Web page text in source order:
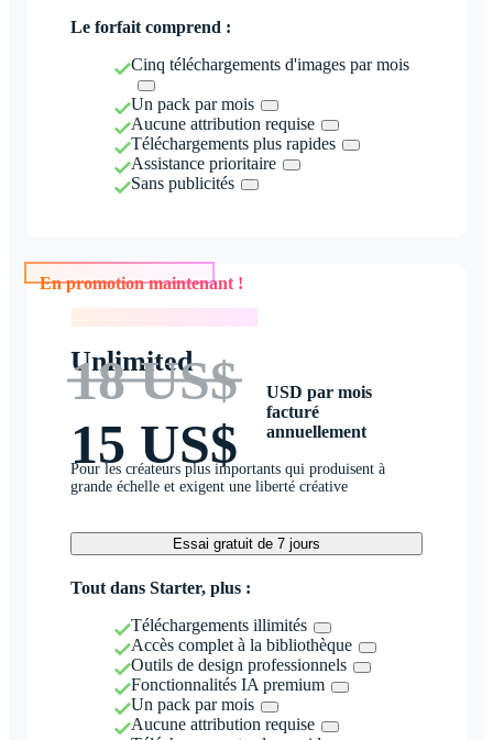
Le forfait comprend :
Cinq téléchargements d'images par mois
Un pack par mois
Aucune attribution requise
Téléchargements plus rapides
Assistance prioritaire
Sans publicités
En promotion maintenant !
Unlimited
18 US$
15 US$
USD par mois
facturé
annuellement
Pour les créateurs plus importants qui produisent à
grande échelle et exigent une liberté créative
Essai gratuit de 7 jours
Tout dans Starter, plus :
Téléchargements illimités
Accès complet à la bibliothèque
Outils de design professionnels
Fonctionnalités IA premium
Un pack par mois
Aucune attribution requise